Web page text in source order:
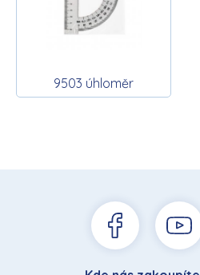
9503 úhloměr